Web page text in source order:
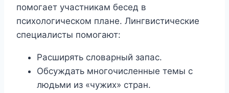
помогает участникам бесед в
психологическом плане. Лингвистические
специалисты помогают:
Расширять словарный запас.
Обсуждать многочисленные темы с
людьми из «чужих» стран.